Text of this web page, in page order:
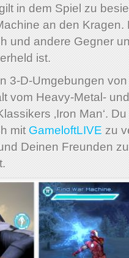
in dem Spiel zu
an den Kragen.
und andere Gegner
ist.
3-D-Umgebungen
vom Heavy-Metal-
‚Iron Man‘.
mit GameloftLIVE zu
Deinen Freunden